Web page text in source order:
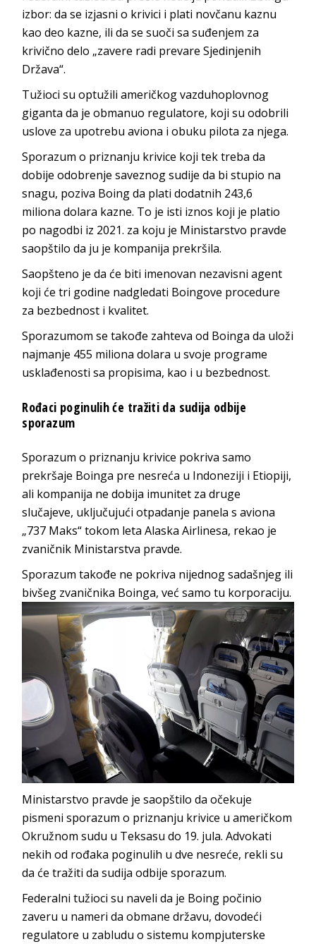
izbor: da se izjasni o krivici i plati novčanu kaznu
kao deo kazne, ili da se suoči sa suđenjem za
krivično delo „zavere radi prevare Sjedinjenih
Država“.
Tužioci su optužili američkog vazduhoplovnog
giganta da je obmanuo regulatore, koji su odobrili
uslove za upotrebu aviona i obuku pilota za njega.
Sporazum o priznanju krivice koji tek treba da
dobije odobrenje saveznog sudije da bi stupio na
snagu, poziva Boing da plati dodatnih 243,6
miliona dolara kazne. To je isti iznos koji je platio
po nagodbi iz 2021. za koju je Ministarstvo pravde
saopštilo da ju je kompanija prekršila.
Saopšteno je da će biti imenovan nezavisni agent
koji će tri godine nadgledati Boingove procedure
za bezbednost i kvalitet.
Sporazumom se takođe zahteva od Boinga da uloži
najmanje 455 miliona dolara u svoje programe
usklađenosti sa propisima, kao i u bezbednost.
Rođaci poginulih će tražiti da sudija odbije
sporazum
Sporazum o priznanju krivice pokriva samo
prekršaje Boinga pre nesreća u Indoneziji i Etiopiji,
ali kompanija ne dobija imunitet za druge
slučajeve, uključujući otpadanje panela s aviona
„737 Maks“ tokom leta Alaska Airlinesa, rekao je
zvaničnik Ministarstva pravde.
Sporazum takođe ne pokriva nijednog sadašnjeg ili
bivšeg zvaničnika Boinga, već samo tu korporaciju.
Ministarstvo pravde je saopštilo da očekuje
pismeni sporazum o priznanju krivice u američkom
Okružnom sudu u Teksasu do 19. jula. Advokati
nekih od rođaka poginulih u dve nesreće, rekli su
da će tražiti da sudija odbije sporazum.
Federalni tužioci su naveli da je Boing počinio
zaveru u nameri da obmane državu, dovodeći
regulatore u zabludu o sistemu kompjuterske